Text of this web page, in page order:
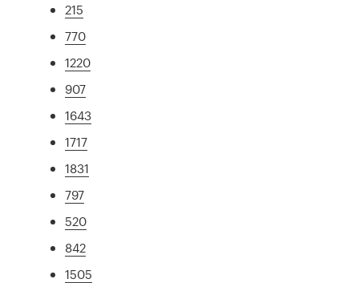
215
770
1220
907
1643
1717
1831
797
520
842
1505